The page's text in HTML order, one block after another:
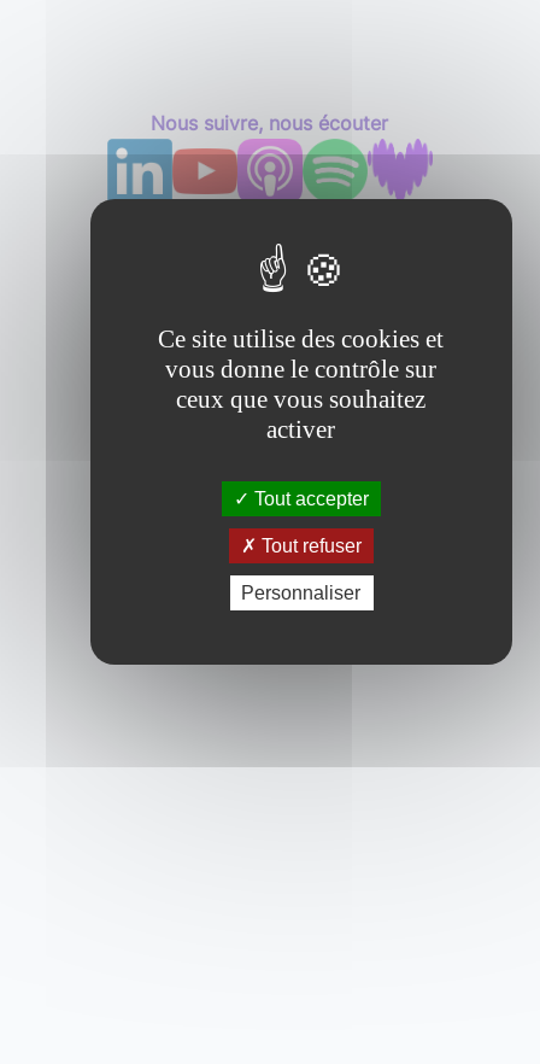
Nous suivre, nous écouter
Ce site utilise des cookies et
vous donne le contrôle sur
ceux que vous souhaitez
activer
Tout accepter
Tout refuser
Personnaliser